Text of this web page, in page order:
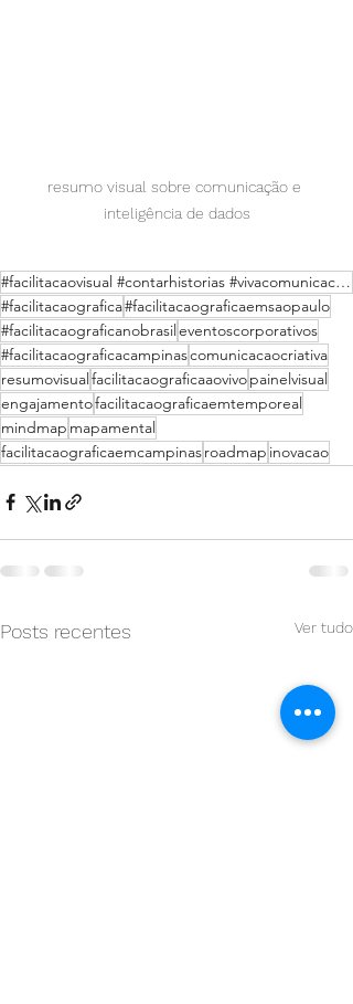
resumo visual sobre comunicação e
inteligência de dados
#facilitacaovisual #contarhistorias #vivacomunicacaocriativa #comunicacaocriativa #painelvisual #ano
#facilitacaografica#facilitacaograficaemsaopaulo
#facilitacaograficanobrasileventoscorporativos
#facilitacaograficacampinascomunicacaocriativa
resumovisualfacilitacaograficaaovivopainelvisual
engajamentofacilitacaograficaemtemporeal
mindmap mapamental
facilitacaograficaemcampinasroadmap inovacao
Posts recentes Ver tudo